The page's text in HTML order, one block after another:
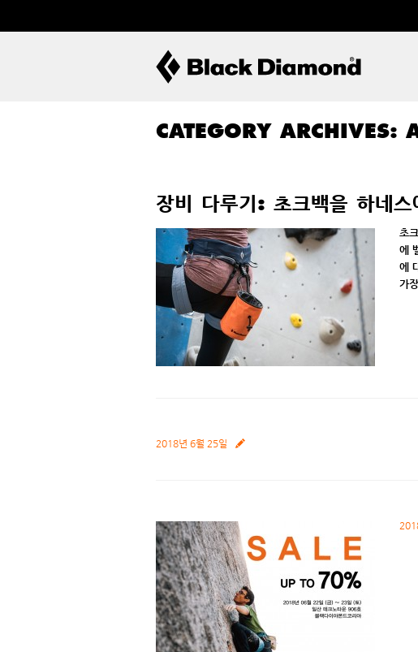
CATEGORY ARCHIVES:
장비 다루기: 초크백을 하네
초크
에
에
가장
2018년 6월 25일